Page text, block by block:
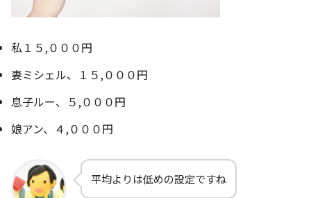
私１５,０００円
妻ミシェル、１５,０００円
息子ルー、５,０００円
娘アン、４,０００円
平均よりは低めの設定ですね